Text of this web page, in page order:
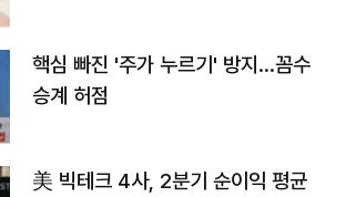
핵심 빠진 '주가 누르기' 방지…꼼수
승계 허점
美 빅테크 4사, 2분기 순이익 평균